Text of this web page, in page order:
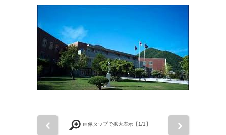
画像タップで拡大表示【1/1】